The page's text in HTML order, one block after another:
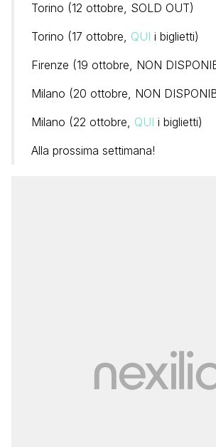
Torino (12 ottobre, SOLD OUT)
Torino (17 ottobre, QUI i biglietti)
Firenze (19 ottobre, NON
Milano (20 ottobre, NON
Milano (22 ottobre, QUI i biglietti)
Alla prossima settimana!